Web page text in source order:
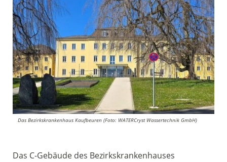
Das Bezirkskrankenhaus Kaufbeuren (Foto: WATERCryst Wassertechnik GmbH)
Das C-Gebäude des Bezirkskrankenhauses